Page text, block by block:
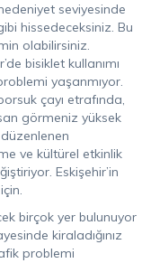
seviyesinde
hissedeceksiniz. Bu
olabilirsiniz.
bisiklet kullanımı
yaşanmıyor.
çayı etrafında,
görmeniz yüksek
ve kültürel etkinlik
Eskişehir’in
birçok yer bulunuyor
kiraladığınız
problemi